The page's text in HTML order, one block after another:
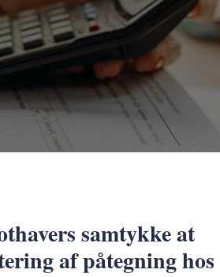
samtykke at
af påtegning hos